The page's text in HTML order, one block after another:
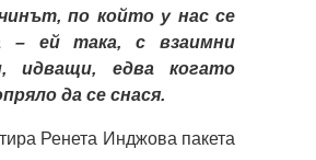
по който у нас се
– ей така, с взаимни
идващи, едва когато
да се снася.
Ренета Инджова пакета